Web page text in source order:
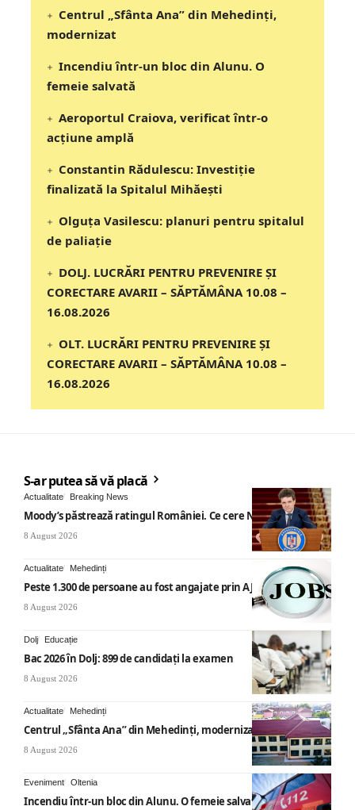
Centrul „Sfânta Ana” din Mehedinți,
modernizat
Incendiu într-un bloc din Alunu. O
femeie salvată
Aeroportul Craiova, verificat într-o
acțiune amplă
Constantin Rădulescu: Investiție
finalizată la Spitalul Mihăești
Olguța Vasilescu: planuri pentru spitalul
de paliație
DOLJ. LUCRĂRI PENTRU PREVENIRE ȘI
CORECTARE AVARII – SĂPTĂMÂNA 10.08 –
16.08.2026
OLT. LUCRĂRI PENTRU PREVENIRE ȘI
CORECTARE AVARII – SĂPTĂMÂNA 10.08 –
16.08.2026
S-ar putea să vă placă
Actualitate Breaking News
Moody’s păstrează ratingul României. Ce cere Nicușor Dan
8 August 2026
Actualitate Mehedinți
Peste 1.300 de persoane au fost angajate prin AJOFM Mehedinți
8 August 2026
Dolj Educație
Bac 2026 în Dolj: 899 de candidați la examen
8 August 2026
Actualitate Mehedinți
Centrul „Sfânta Ana” din Mehedinți, modernizat
8 August 2026
Eveniment Oltenia
Incendiu într-un bloc din Alunu. O femeie salvată